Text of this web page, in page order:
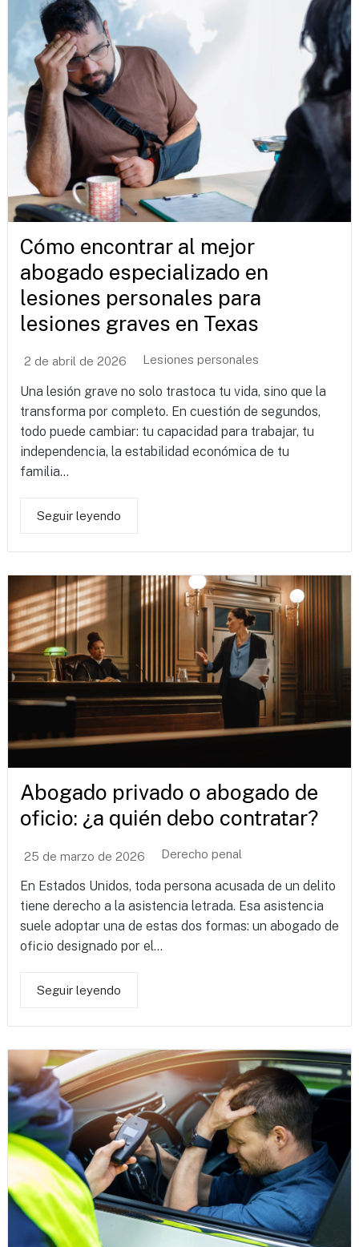
Cómo encontrar al mejor
abogado especializado en
lesiones personales para
lesiones graves en Texas
2 de abril de 2026 Lesiones personales
Una lesión grave no solo trastoca tu vida, sino que la
transforma por completo. En cuestión de segundos,
todo puede cambiar: tu capacidad para trabajar, tu
independencia, la estabilidad económica de tu
familia...
Seguir leyendo
Abogado privado o abogado de
oficio: ¿a quién debo contratar?
25 de marzo de 2026 Derecho penal
En Estados Unidos, toda persona acusada de un delito
tiene derecho a la asistencia letrada. Esa asistencia
suele adoptar una de estas dos formas: un abogado de
oficio designado por el...
Seguir leyendo